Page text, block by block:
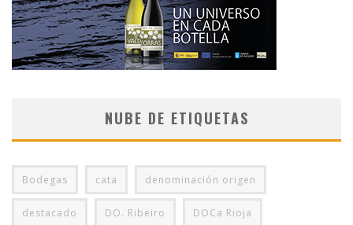
NUBE DE ETIQUETAS
Bodegas cata denominación origen
destacado DO. Ribeiro DOCa Rioja